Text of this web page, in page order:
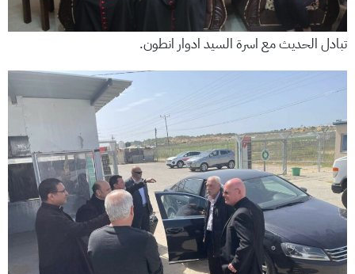
تبادل الحديث مع اسرة السيد ادوار انطون.